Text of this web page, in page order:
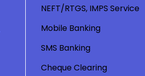
NEFT/RTGS, IMPS Service
Mobile Banking
SMS Banking
Cheque Clearing